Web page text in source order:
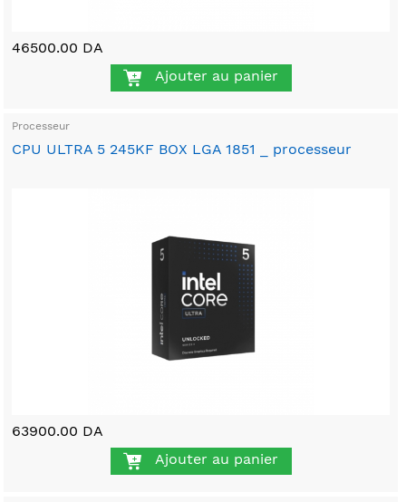
46500.00 DA
Ajouter au panier
Processeur
CPU ULTRA 5 245KF BOX LGA 1851 _ processeur
63900.00 DA
Ajouter au panier